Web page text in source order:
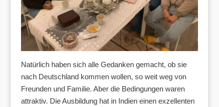
Natürlich haben sich alle Gedanken gemacht, ob sie
nach Deutschland kommen wollen, so weit weg von
Freunden und Familie. Aber die Bedingungen waren
attraktiv. Die Ausbildung hat in Indien einen exzellenten